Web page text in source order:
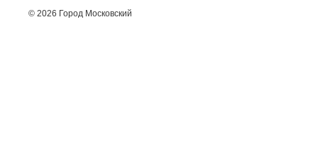
© 2026 Город Московский